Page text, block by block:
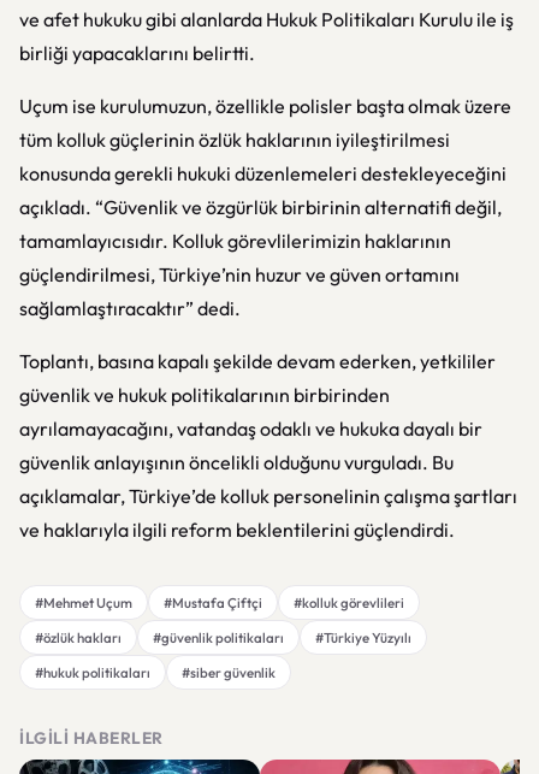
ve afet hukuku gibi alanlarda Hukuk Politikaları Kurulu ile iş
birliği yapacaklarını belirtti.
Uçum ise kurulumuzun, özellikle polisler başta olmak üzere
tüm kolluk güçlerinin özlük haklarının iyileştirilmesi
konusunda gerekli hukuki düzenlemeleri destekleyeceğini
açıkladı. “Güvenlik ve özgürlük birbirinin alternatifi değil,
tamamlayıcısıdır. Kolluk görevlilerimizin haklarının
güçlendirilmesi, Türkiye’nin huzur ve güven ortamını
sağlamlaştıracaktır” dedi.
Toplantı, basına kapalı şekilde devam ederken, yetkililer
güvenlik ve hukuk politikalarının birbirinden
ayrılamayacağını, vatandaş odaklı ve hukuka dayalı bir
güvenlik anlayışının öncelikli olduğunu vurguladı. Bu
açıklamalar, Türkiye’de kolluk personelinin çalışma şartları
ve haklarıyla ilgili reform beklentilerini güçlendirdi.
#Mehmet Uçum #Mustafa Çiftçi
#kolluk görevlileri
#özlük hakları
#güvenlik politikaları
#Türkiye Yüzyılı
#hukuk politikaları
#siber güvenlik
İLGILI HABERLER